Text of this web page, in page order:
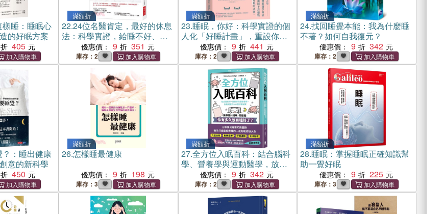
睡：睡眠心
的好眠方案
405
滿額折
22.24位名醫肯定，最好的休息
法：科學實證，給睡不好、沒
得睡、很難醒、日夜顛倒的人
的休息與睡眠全書。
優惠價： 9 351
庫存：2
滿額折
23.睡眠，你好：科學實證的個
人化「好睡計畫」，重設你的
生理時鐘，找回優質睡眠
優惠價： 9 441
庫存：2
滿額折
24.找回睡覺本能：我為什麼睡
不著？如何自我復元？
優惠價： 9 342
庫存：2
：睡出健康
意的新科學
450
滿額折
26.怎樣睡最健康
優惠價： 9 198
庫存：3
滿額折
27.全方位入眠百科：結合腦科
學、營養學與運動醫學，放鬆
減壓的100個好睡祕笈
優惠價： 9 342
庫存：2
滿額折
28.睡眠：掌握睡眠正確知識幫
助一覺好眠
優惠價： 9 225
庫存：3